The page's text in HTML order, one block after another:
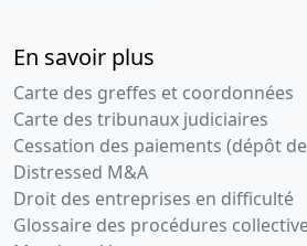
En savoir plus
Carte des greffes et coordonnées
Carte des tribunaux judiciaires
Cessation des paiements (dépôt
Distressed M&A
Droit des entreprises en difficulté
Glossaire des procédures